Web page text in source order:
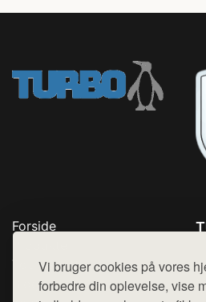
Vi bruger cookies på vores
forbedre din oplevelse, vise
Forside
Top Rabatter
Blog